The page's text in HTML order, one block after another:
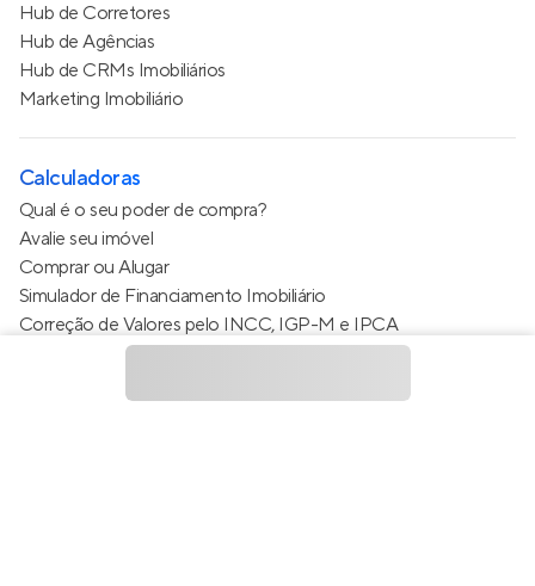
Hub de Corretores
Hub de Agências
Hub de CRMs Imobiliários
Marketing Imobiliário
Calculadoras
Qual é o seu poder de compra?
Avalie seu imóvel
Comprar ou Alugar
Simulador de Financiamento Imobiliário
Correção de Valores pelo INCC, IGP-M e IPCA
Estimativa de valor do condomínio